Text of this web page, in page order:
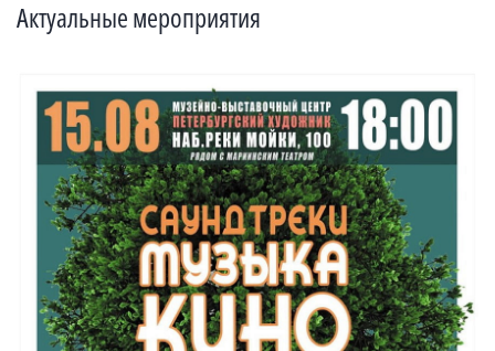
Актуальные мероприятия